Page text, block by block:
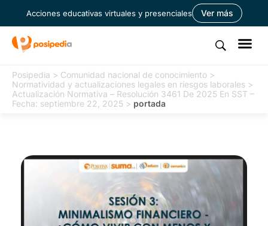
Acciones educativas virtuales y presenciales Ver más
Posipedia > Comunidad nacional de conocimiento >
Normatividad y actualizaciones legales en riesgos laborales >
Actualización Normativa – Resolución 3461 De 2025 En SST –
Fecha: septiembre 22, 2025 > portada